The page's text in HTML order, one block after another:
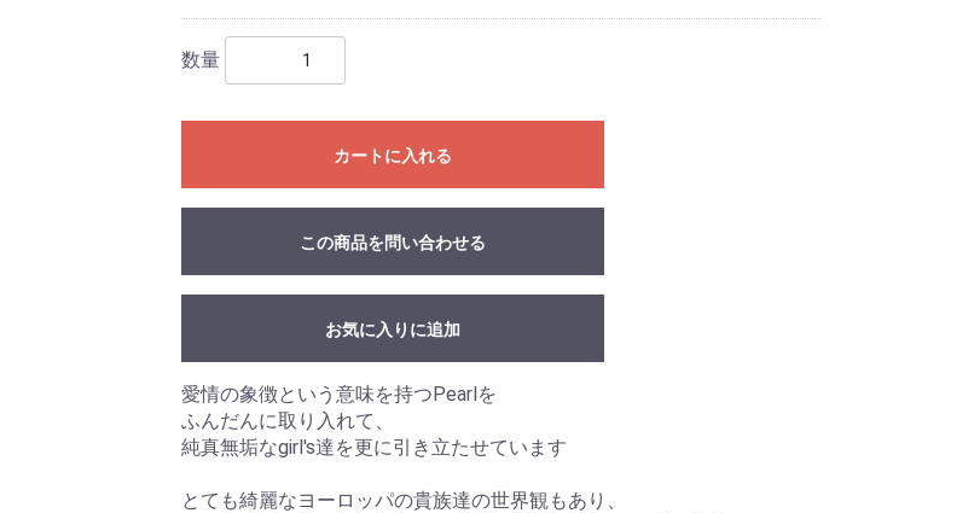
数量
カートに入れる
この商品を問い合わせる
お気に入りに追加
愛情の象徴という意味を持つPearlを
ふんだんに取り入れて、
純真無垢なgirl's達を更に引き立たせています
とても綺麗なヨーロッパの貴族達の世界観もあり、